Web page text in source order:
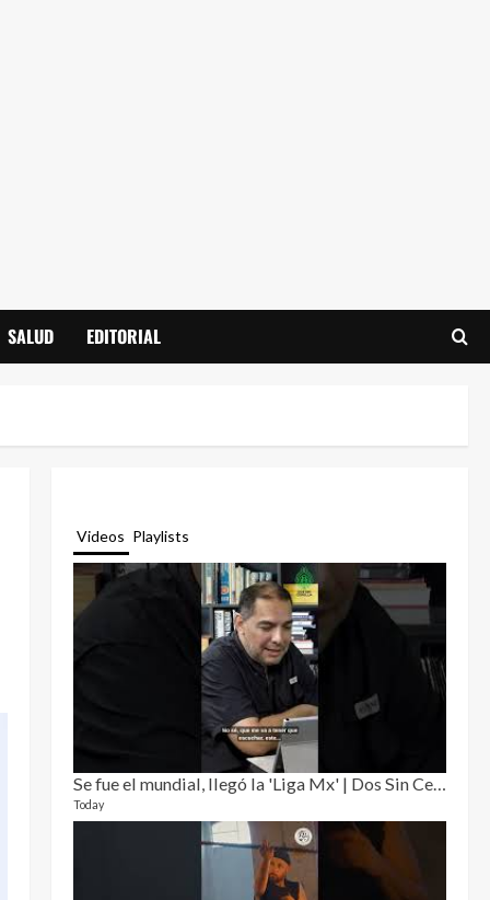
SALUD EDITORIAL
Videos Playlists
Se fue el mundial, llegó la 'Liga Mx' | Dos Sin Cebolla 🎙️
Today
3